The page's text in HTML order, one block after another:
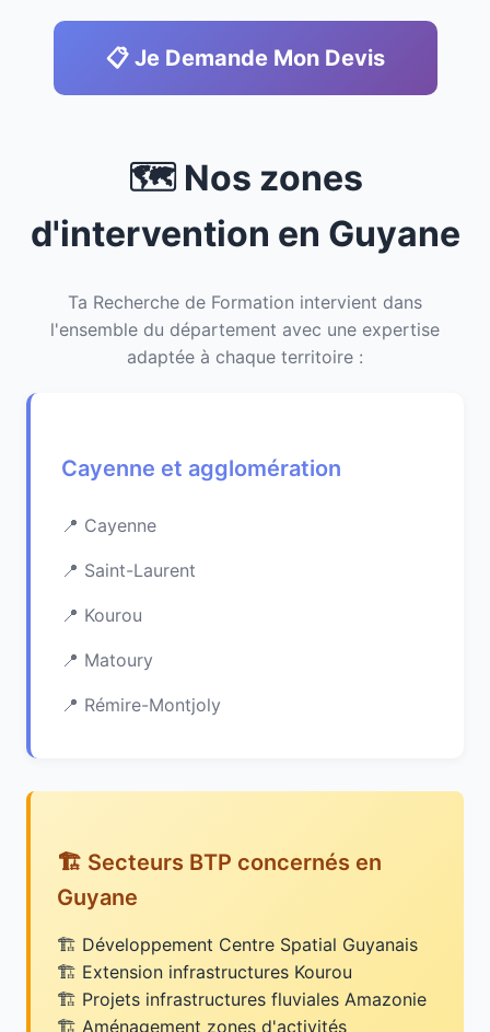
📋 Je Demande Mon Devis
🗺️ Nos zones
d'intervention en Guyane
Ta Recherche de Formation intervient dans
l'ensemble du département avec une expertise
adaptée à chaque territoire :
Cayenne et agglomération
Cayenne
Saint-Laurent
Kourou
Matoury
Rémire-Montjoly
🏗️ Secteurs BTP concernés en
Guyane
Développement Centre Spatial Guyanais
Extension infrastructures Kourou
Projets infrastructures fluviales Amazonie
Aménagement zones d'activités